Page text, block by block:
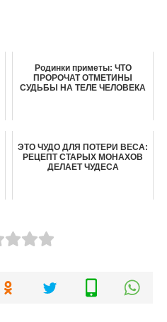
Родинки приметы: ЧТО
ПРОРОЧАТ ОТМЕТИНЫ
СУДЬБЫ НА ТЕЛЕ ЧЕЛОВЕКА
ЭТО ЧУДО ДЛЯ ПОТЕРИ ВЕСА:
РЕЦЕПТ СТАРЫХ МОНАХОВ
ДЕЛАЕТ ЧУДЕСА